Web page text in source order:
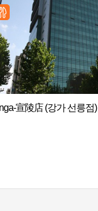
宣陵店 (강가 선릉점)